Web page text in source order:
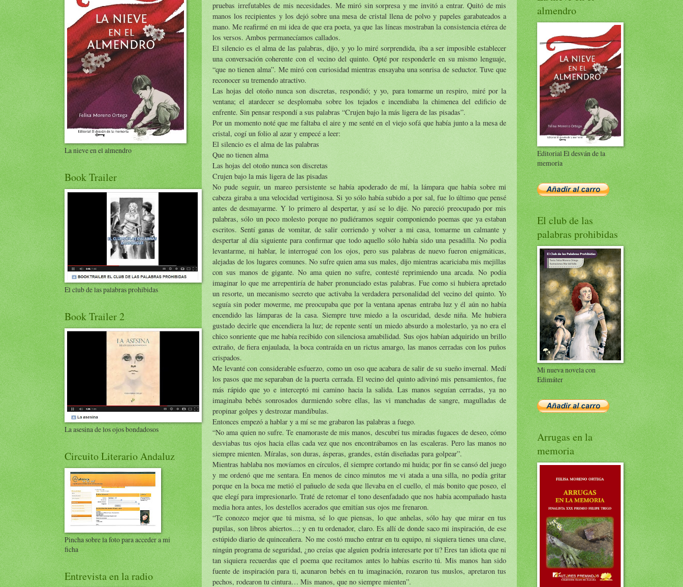
pruebas irrefutables de mis necesidades. Me miró sin sorpresa y me invitó a entrar. Quitó de mis
manos los recipientes y los dejó sobre una mesa de cristal llena de polvo y papeles garabateados a
mano. Me reafirmé en mi idea de que era poeta, ya que las líneas mostraban la consistencia etérea de
los versos. Ambos permanecíamos callados.
El silencio es el alma de las palabras, dijo, y yo lo miré sorprendida, iba a ser imposible establecer
una conversación coherente con el vecino del quinto. Opté por responderle en su mismo lenguaje,
“que no tienen alma”. Me miró con curiosidad mientras ensayaba una sonrisa de seductor. Tuve que
reconocer su tremendo atractivo.
Las hojas del otoño nunca son discretas, respondió; y yo, para tomarme un respiro, miré por la
ventana; el atardecer se desplomaba sobre los tejados e incendiaba la chimenea del edificio de
enfrente. Sin pensar respondí a sus palabras “Crujen bajo la más ligera de las pisadas”.
Por un momento noté que me faltaba el aire y me senté en el viejo sofá que había junto a la mesa de
cristal, cogí un folio al azar y empecé a leer:
El silencio es el alma de las palabras
Que no tienen alma
Las hojas del otoño nunca son discretas
Crujen bajo la más ligera de las pisadas
No pude seguir, un mareo persistente se había apoderado de mí, la lámpara que había sobre mi
cabeza giraba a una velocidad vertiginosa. Si yo sólo había subido a por sal, fue lo último que pensé
antes de desmayarme. Y lo primero al despertar, y así se lo dije. No pareció preocupado por mis
palabras, sólo un poco molesto porque no pudiéramos seguir componiendo poemas que ya estaban
escritos. Sentí ganas de vomitar, de salir corriendo y volver a mi casa, tomarme un calmante y
despertar al día siguiente para confirmar que todo aquello sólo había sido una pesadilla. No podía
levantarme, ni hablar, le interrogué con los ojos, pero sus palabras de nuevo fueron enigmáticas,
alejadas de los lugares comunes. No sufre quien ama sus males, dijo mientras acariciaba mis mejillas
con sus manos de gigante. No ama quien no sufre, contesté reprimiendo una arcada. No podía
imaginar lo que me arrepentiría de haber pronunciado estas palabras. Fue como si hubiera apretado
un resorte, un mecanismo secreto que activaba la verdadera personalidad del vecino del quinto. Yo
seguía sin poder moverme, me preocupaba que por la ventana apenas entraba luz y él aún no había
encendido las lámparas de la casa. Siempre tuve miedo a la oscuridad, desde niña. Me hubiera
gustado decirle que encendiera la luz; de repente sentí un miedo absurdo a molestarlo, ya no era el
chico sonriente que me había recibido con silenciosa amabilidad. Sus ojos habían adquirido un brillo
extraño, de fiera enjaulada, la boca contraída en un rictus amargo, las manos cerradas con los puños
crispados.
Me levanté con considerable esfuerzo, como un oso que acabara de salir de su sueño invernal. Medí
los pasos que me separaban de la puerta cerrada. El vecino del quinto adivinó mis pensamientos, fue
más rápido que yo e interceptó mi camino hacia la salida. Las manos seguían cerradas, ya no
imaginaba bebés sonrosados durmiendo sobre ellas, las vi manchadas de sangre, magulladas de
propinar golpes y destrozar mandíbulas.
Entonces empezó a hablar y a mí se me grabaron las palabras a fuego.
“No ama quien no sufre. Te enamoraste de mis manos, descubrí tus miradas fugaces de deseo, cómo
desviabas tus ojos hacia ellas cada vez que nos encontrábamos en las escaleras. Pero las manos no
siempre mienten. Míralas, son duras, ásperas, grandes, están diseñadas para golpear”.
Mientras hablaba nos movíamos en círculos, él siempre cortando mi huida; por fin se cansó del juego
y me ordenó que me sentara. En menos de cinco minutos me vi atada a una silla, no podía gritar
porque en la boca me metió el pañuelo de seda que llevaba en el cuello, el más bonito que poseo, el
que elegí para impresionarlo. Traté de retomar el tono desenfadado que nos había acompañado hasta
media hora antes, los destellos acerados que emitían sus ojos me frenaron.
“Te conozco mejor que tú misma, sé lo que piensas, lo que anhelas, sólo hay que mirar en tus
pupilas, son libros abiertos...; y en tu ordenador, claro. Es allí de donde saco mi inspiración, de ese
estúpido diario de quinceañera. No me costó mucho entrar en tu equipo, ni siquiera tienes una clave,
ningún programa de seguridad, ¿no creías que alguien podría interesarte por ti? Eres tan idiota que ni
tan siquiera recuerdas que el poema que recitamos antes lo habías escrito tú. Mis manos han sido
fuente de inspiración para ti, acunaron bebés en tu imaginación, rozaron tus muslos, apretaron tus
pechos, rodearon tu cintura… Mis manos, que no siempre mienten”.
La nieve en el almendro
Book Trailer
El club de las palabras prohibidas
Book Trailer 2
La asesina de los ojos bondadosos
Circuito Literario Andaluz
Pincha sobre la foto para acceder a mi
ficha
Entrevista en la radio
almendro
Editorial El desván de la
memoria
El club de las
palabras prohibidas
Mi nueva novela con
Edimáter
Arrugas en la
memoria